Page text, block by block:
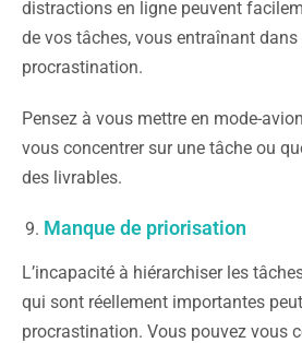
distractions en ligne peuvent
de vos tâches, vous entraînant dans
procrastination.
Pensez à vous mettre en mode-
vous concentrer sur une tâche ou
des livrables.
Manque de priorisation
L’incapacité à hiérarchiser les
qui sont réellement importantes
procrastination. Vous pouvez vous